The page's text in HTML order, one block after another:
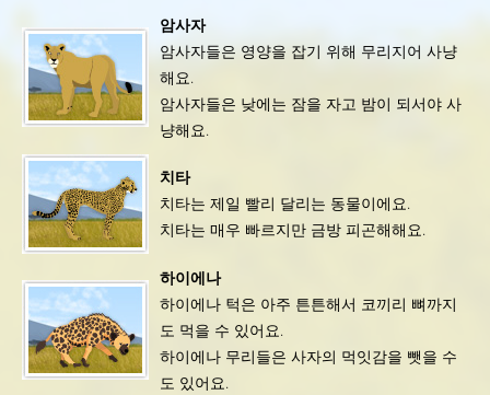
암사자
암사자들은 영양을 잡기 위해 무리지어 사냥
해요.
암사자들은 낮에는 잠을 자고 밤이 되서야 사
냥해요.
치타
치타는 제일 빨리 달리는 동물이에요.
치타는 매우 빠르지만 금방 피곤해해요.
하이에나
하이에나 턱은 아주 튼튼해서 코끼리 뼈까지
도 먹을 수 있어요.
하이에나 무리들은 사자의 먹잇감을 뺏을 수
도 있어요.